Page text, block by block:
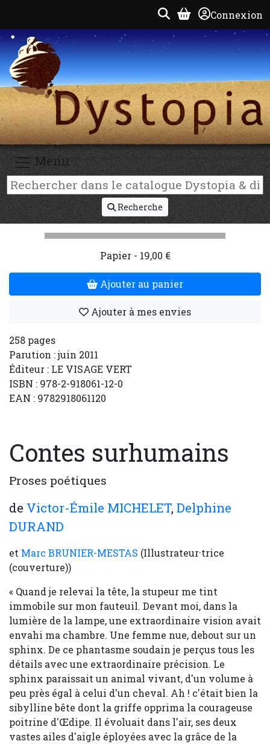
Connexion
Menu
Recherche
Papier - 19,00 €
Ajouter au panier
Ajouter à mes envies
258 pages
Parution : juin 2011
Éditeur : LE VISAGE VERT
ISBN : 978-2-918061-12-0
EAN : 9782918061120
Contes surhumains
Proses poétiques
de Victor-Émile MICHELET, Delphine
DURAND
et Marc BRUNIER-MESTAS (Illustrateur·trice
(couverture))
« Quand je relevai la tête, la stupeur me tint
immobile sur mon fauteuil. Devant moi, dans la
lumière de la lampe, une extraordinaire vision avait
envahi ma chambre. Une femme nue, debout sur un
sphinx. De ce phantasme soudain je perçus tous les
détails avec une extraordinaire précision. Le
sphinx paraissait un animal vivant, d'un volume à
peu près égal à celui d'un cheval. Ah ! c'était bien la
sibylline bête dont la griffe opprima la courageuse
poitrine d'Œdipe. Il évoluait dans l'air, ses deux
vastes ailes d'aigle éployées avec la grâce de la